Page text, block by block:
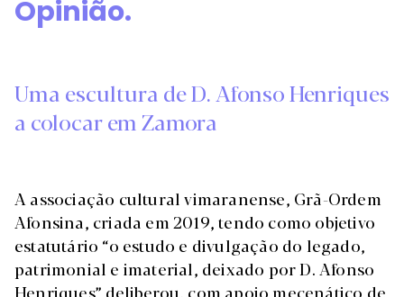
Opinião.
Uma escultura de D. Afonso Henriques
a colocar em Zamora
A associação cultural vimaranense, Grã-Ordem
Afonsina, criada em 2019, tendo como objetivo
estatutário “o estudo e divulgação do legado,
patrimonial e imaterial, deixado por D. Afonso
Henriques” deliberou, com apoio mecenático de